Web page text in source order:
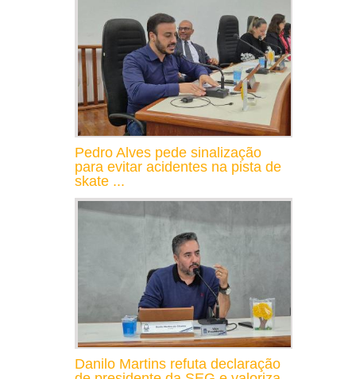
Pedro Alves pede sinalização
para evitar acidentes na pista de
skate ...
Danilo Martins refuta declaração